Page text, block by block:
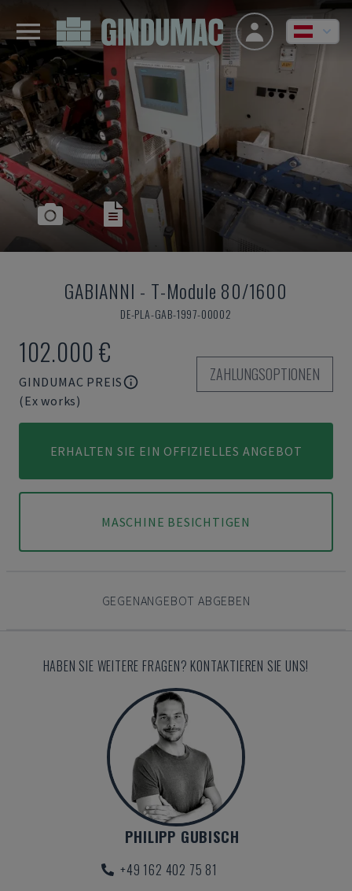
GABIANNI - T-Module 80/1600
DE-PLA-GAB-1997-00002
102.000 €
GINDUMAC PREIS
(Ex works)
ZAHLUNGSOPTIONEN
ERHALTEN SIE EIN OFFIZIELLES ANGEBOT
MASCHINE BESICHTIGEN
GEGENANGEBOT ABGEBEN
HABEN SIE WEITERE FRAGEN? KONTAKTIEREN SIE UNS!
PHILIPP GUBISCH
+49 162 402 75 81